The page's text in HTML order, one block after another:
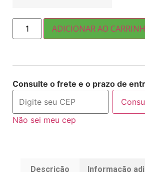
ADICIONAR AO
Consulte o frete e o prazo de
Não sei meu cep
Descrição Informação